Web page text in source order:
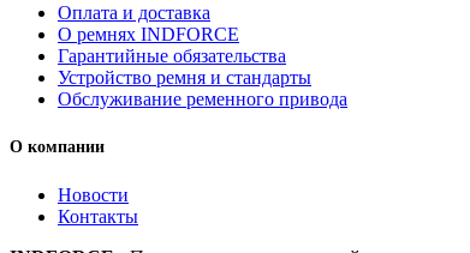
Оплата и доставка
О ремнях INDFORCE
Гарантийные обязательства
Устройство ремня и стандарты
Обслуживание ременного привода
О компании
Новости
Контакты